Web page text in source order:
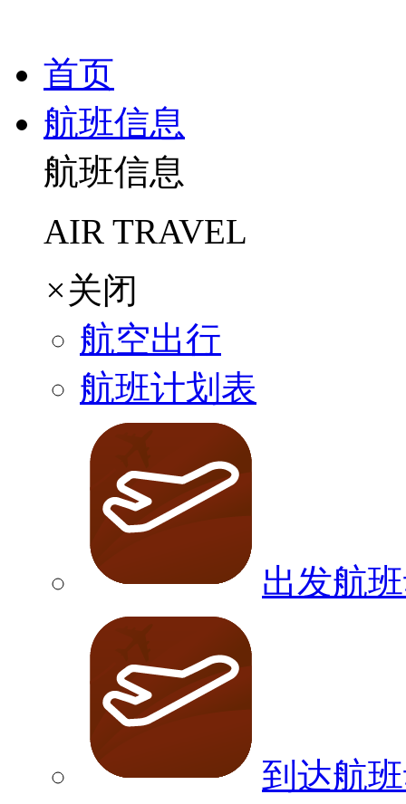
首页
航班信息
航班信息
AIR TRAVEL
×关闭
航空出行
航班计划表
出发航
到达航